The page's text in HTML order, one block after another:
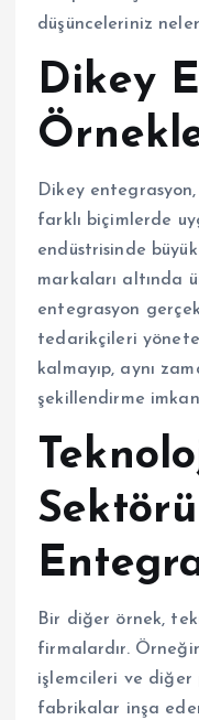
düşünceleriniz
Dikey
Dikey
farklı biçimlerde
endüstrisinde
markaları altında
entegrasyon
tedarikçileri
kalmayıp, aynı
şekillendirme
Bir diğer örnek,
firmalardır.
işlemcileri ve diğer
fabrikalar inşa